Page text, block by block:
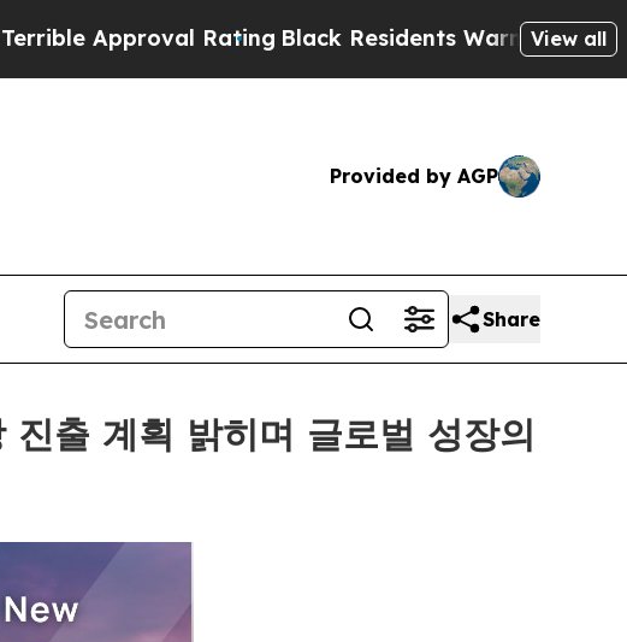
RatingBlack Residents Warned of Abusive Cops
View all
Provided by AGP
Share
출 계획 밝히며 글로벌 성장의